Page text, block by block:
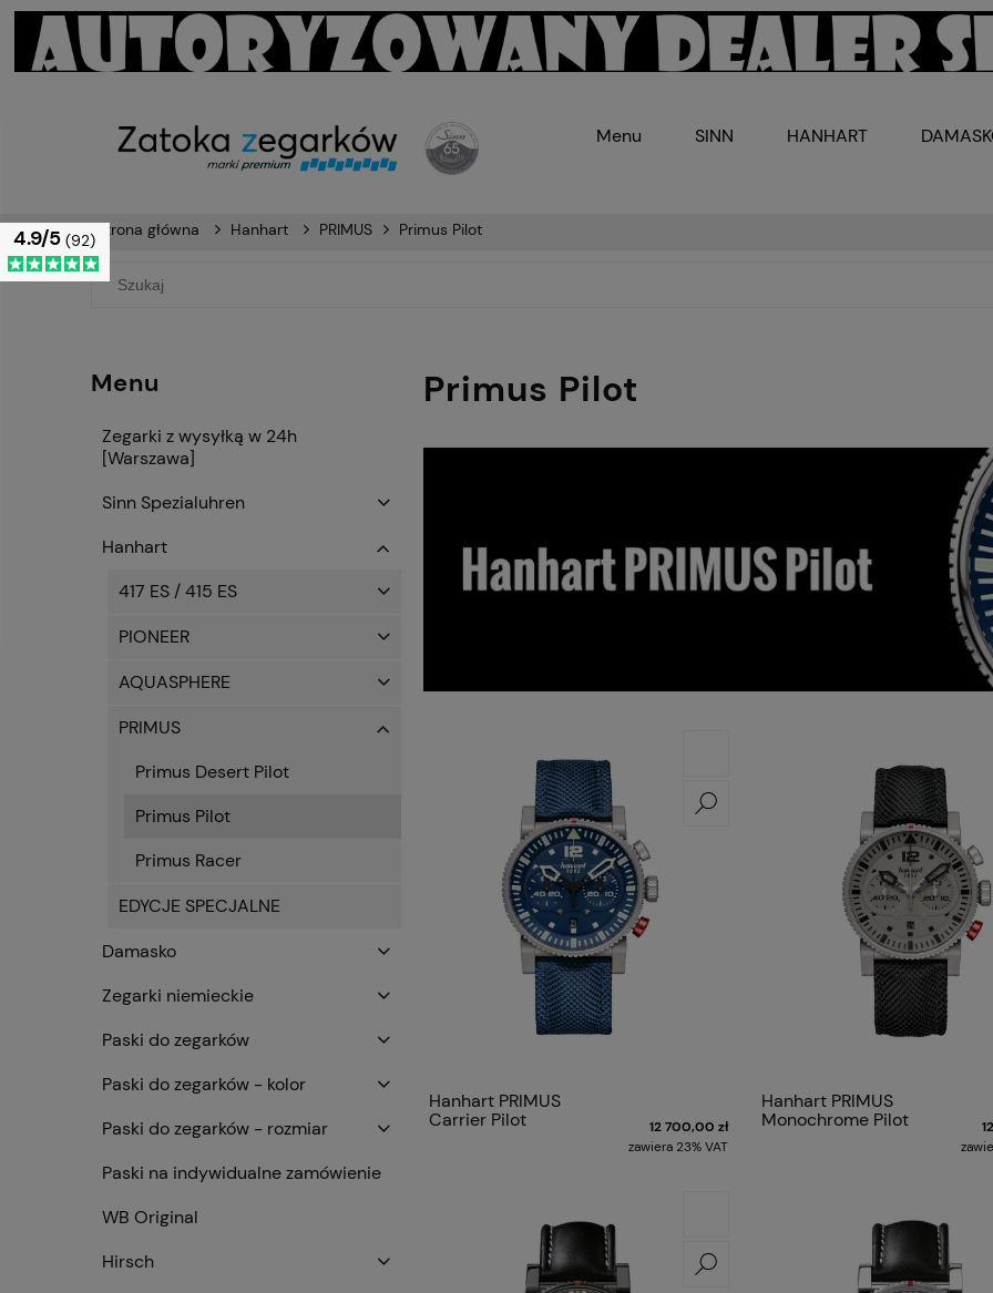
Menu SINN HANHART
Strona główna Hanhart PRIMUS Primus Pilot
Menu
Zegarki z wysyłką w 24h
[Warszawa]
Sinn Spezialuhren
Hanhart
417 ES / 415 ES
PIONEER
AQUASPHERE
PRIMUS
Primus Desert Pilot
Primus Pilot
Primus Racer
EDYCJE SPECJALNE
Damasko
Zegarki niemieckie
Paski do zegarków
Paski do zegarków - kolor
Paski do zegarków - rozmiar
Paski na indywidualne zamówienie
WB Original
Hirsch
Primus Pilot
Hanhart PRIMUS
Carrier Pilot
12 700,00 zł
zawiera 23% VAT
Hanhart PRIMUS
Monochrome Pilot
4.9/5 (92)